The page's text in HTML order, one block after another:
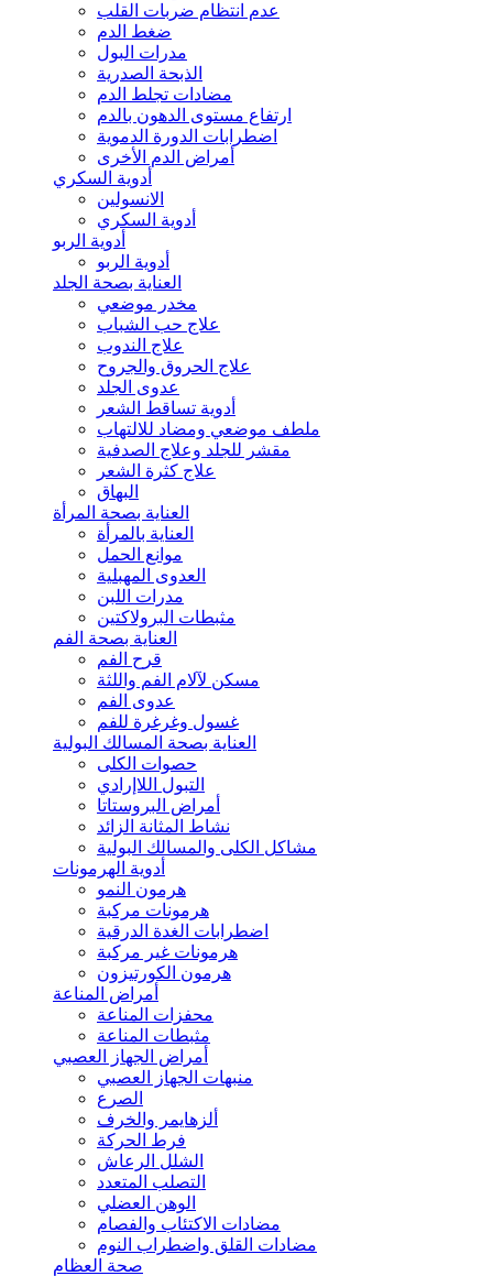
عدم انتظام ضربات القلب
ضغط الدم
مدرات البول
الذبحة الصدرية
مضادات تجلط الدم
ارتفاع مستوى الدهون بالدم
اضطرابات الدورة الدموية
أمراض الدم الأخرى
أدوية السكري
الانسولين
أدوية السكري
أدوية الربو
أدوية الربو
العناية بصحة الجلد
مخدر موضعي
علاج حب الشباب
علاج الندوب
علاج الحروق والجروح
عدوى الجلد
أدوية تساقط الشعر
ملطف موضعي ومضاد للالتهاب
مقشر للجلد وعلاج الصدفية
علاج كثرة الشعر
البهاق
العناية بصحة المرأة
العناية بالمرأة
موانع الحمل
العدوى المهبلية
مدرات اللبن
مثبطات البرولاكتين
العناية بصحة الفم
قرح الفم
مسكن لآلام الفم واللثة
عدوى الفم
غسول وغرغرة للفم
العناية بصحة المسالك البولية
حصوات الكلى
التبول اللاإرادي
أمراض البروستاتا
نشاط المثانة الزائد
مشاكل الكلى والمسالك البولية
أدوية الهرمونات
هرمون النمو
هرمونات مركبة
اضطرابات الغدة الدرقية
هرمونات غير مركبة
هرمون الكورتيزون
أمراض المناعة
محفزات المناعة
مثبطات المناعة
أمراض الجهاز العصبي
منبهات الجهاز العصبي
الصرع
ألزهايمر والخرف
فرط الحركة
الشلل الرعاش
التصلب المتعدد
الوهن العضلي
مضادات الاكتئاب والفصام
مضادات القلق واضطراب النوم
صحة العظام